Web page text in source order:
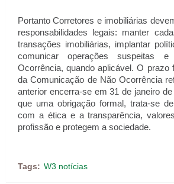
Portanto Corretores e imobiliárias
responsabilidades legais: manter
transações imobiliárias, implantar
comunicar operações suspeitas
Ocorrência, quando aplicável. O prazo
da Comunicação de Não Ocorrência
anterior encerra-se em 31 de janeiro
que uma obrigação formal, trata-se
com a ética e a transparência,
profissão e protegem a sociedade.
Tags: W3 notícias